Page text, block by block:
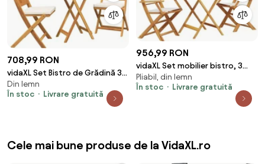
708,99 RON
vidaXL Set Bistro de Grădină 3
pcs Maro Lemn Solid de Acacia
Din lemn
În stoc
Livrare gratuită
956,99 RON
vidaXL Set mobilier bistro, 3
piese, textil alb crem/lemn
masiv
Pliabil, din lemn
În stoc
Livrare gratuită
Cele mai bune produse de la VidaXL.ro